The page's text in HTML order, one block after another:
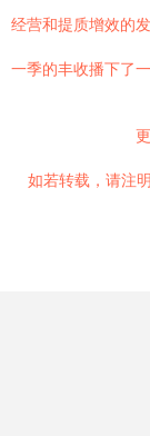
经营和提质增效的
一季的丰收播下了
如若转载，请注